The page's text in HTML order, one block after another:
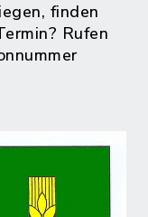
finden
Rufen